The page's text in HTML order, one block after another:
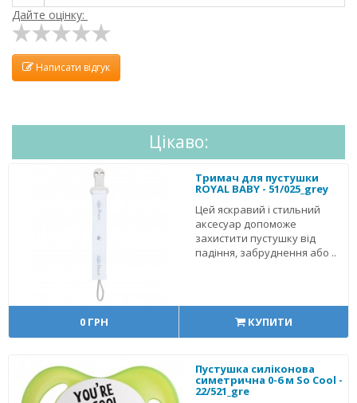
Дайте оцінку:
Написати відгук
Цікаво:
Тримач для пустушки
ROYAL BABY - 51/025_grey
Цей яскравий і стильний
аксесуар допоможе
захистити пустушку від
падіння, забруднення або ..
0 ГРН КУПИТИ
Пустушка силіконова
симетрична 0-6 м So Cool -
22/521_gre